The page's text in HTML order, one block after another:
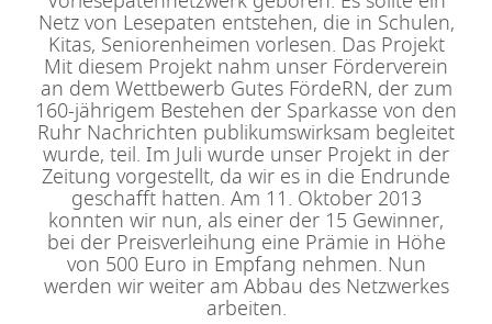
Netz von Lesepaten entstehen, die in Schulen,
Kitas, Seniorenheimen vorlesen. Das Projekt
Mit diesem Projekt nahm unser Förderverein
an dem Wettbewerb Gutes FördeRN, der zum
160-jährigem Bestehen der Sparkasse von den
Ruhr Nachrichten publikumswirksam begleitet
wurde, teil. Im Juli wurde unser Projekt in der
Zeitung vorgestellt, da wir es in die Endrunde
geschafft hatten. Am 11. Oktober 2013
konnten wir nun, als einer der 15 Gewinner,
bei der Preisverleihung eine Prämie in Höhe
von 500 Euro in Empfang nehmen. Nun
werden wir weiter am Abbau des Netzwerkes
arbeiten.